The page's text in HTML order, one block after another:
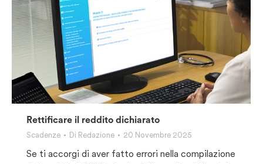
Rettificare il reddito dichiarato
Scadenze Di Redazione 20 Novembre 2025
Se ti accorgi di aver fatto errori nella compilazione